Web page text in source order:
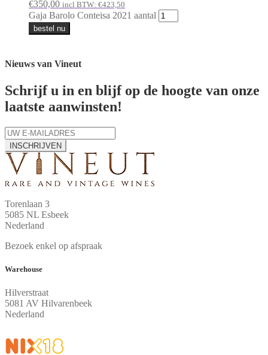
€350,00 incl BTW: €423,50
Gaja Barolo Conteisa 2021 aantal
bestel nu
Nieuws van Vineut
Schrijf u in en blijf op de hoogte van onze
laatste aanwinsten!
INSCHRIJVEN
Torenlaan 3
5085 NL Esbeek
Nederland
Bezoek enkel op afspraak
Warehouse
Hilverstraat
5081 AV Hilvarenbeek
Nederland